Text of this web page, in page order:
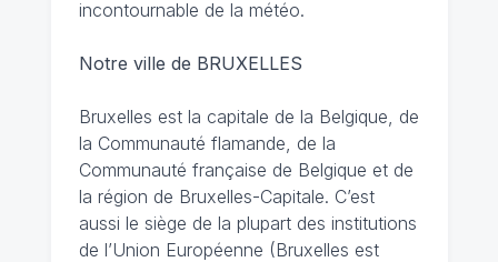
incontournable de la météo.
Notre ville de BRUXELLES
Bruxelles est la capitale de la Belgique, de
la Communauté flamande, de la
Communauté française de Belgique et de
la région de Bruxelles-Capitale. C’est
aussi le siège de la plupart des institutions
de l’Union Européenne (Bruxelles est